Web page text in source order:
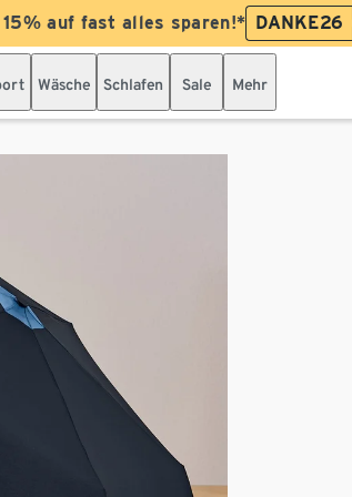
auf fast alles sparen!* DANKE26
Wäsche Schlafen Sale Mehr